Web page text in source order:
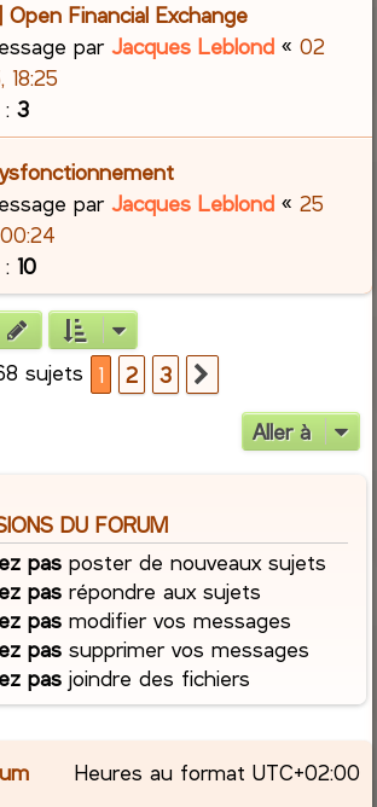
Open Financial Exchange
parJacques Leblond «02
18:25
:3
parJacques Leblond «25
:10
sujets
1 2 3
Aller à
DU FORUM
pas poster de nouveaux sujets
pas répondre aux sujets
pas modifier vos messages
pas supprimer vos messages
pas joindre des fichiers
Heures au format UTC+02:00